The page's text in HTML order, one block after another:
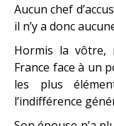
Aucun chef
il n’y a donc
Hormis la vôtre,
France face à un
les plus
l’indifférence